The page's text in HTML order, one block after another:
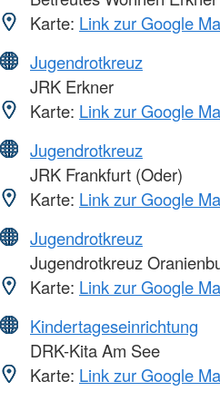
Karte: Link zur Google
Jugendrotkreuz
JRK Erkner
Karte: Link zur Google
Jugendrotkreuz
JRK Frankfurt (Oder)
Karte: Link zur Google
Jugendrotkreuz
Jugendrotkreuz
Karte: Link zur Google
Kindertageseinrichtung
DRK-Kita Am See
Karte: Link zur Google